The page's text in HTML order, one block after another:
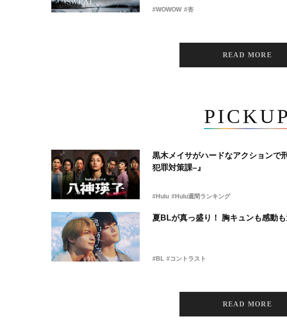
#WOWOW #杏
READ MORE
PICKUP
黒木メイサがハードなアクションで
犯罪対策課–』
#Hulu #Hulu週間ランキング
夏BLが真っ盛り！ 胸キュンも感動
#BL #コントラスト
READ MORE